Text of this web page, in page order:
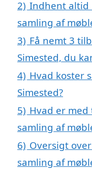
2) Indhent altid
samling af
3) Få nemt 3
Simested, du
4) Hvad koster
Simested?
5) Hvad er
samling af
6) Oversigt
samling af